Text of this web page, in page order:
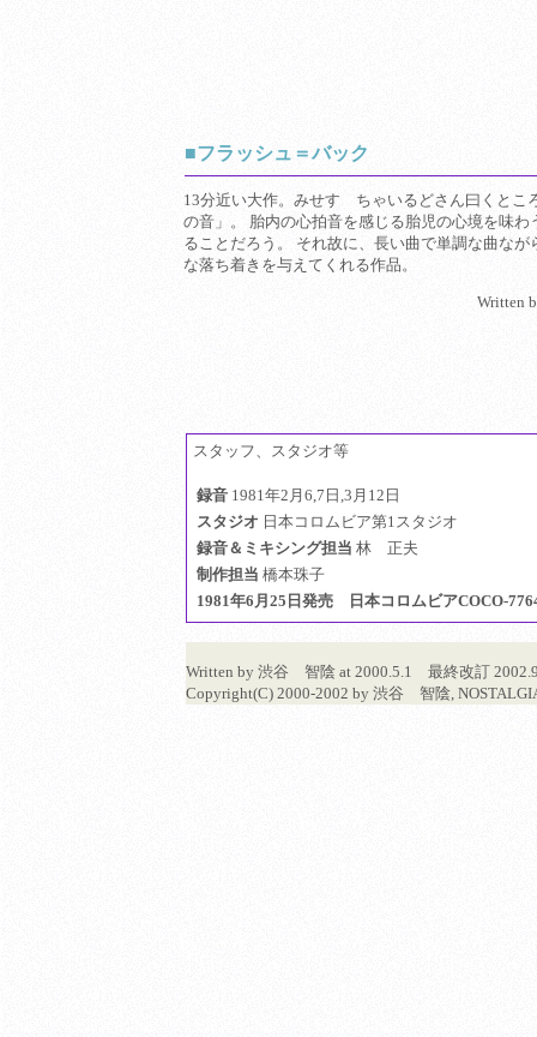
■フラッシュ＝バック
13分近い大作。みせす ちゃいるどさん曰くとこ
の音」。 胎内の心拍音を感じる胎児の心境を味わ
ることだろう。 それ故に、長い曲で単調な曲なが
な落ち着きを与えてくれる作品。
Written
スタッフ、スタジオ等
録音 1981年2月6,7日,3月12日
スタジオ 日本コロムビア第1スタジオ
録音＆ミキシング担当 林 正夫
制作担当 橋本珠子
1981年6月25日発売 日本コロムビアCOCO-
Written by 渋谷 智陰 at 2000.5.1 最終改訂
Copyright(C) 2000-2002 by 渋谷 智陰,